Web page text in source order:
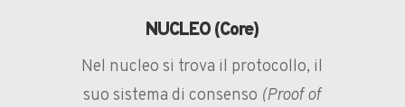
NUCLEO (Core)
Nel nucleo si trova il protocollo, il
suo sistema di consenso (Proof of